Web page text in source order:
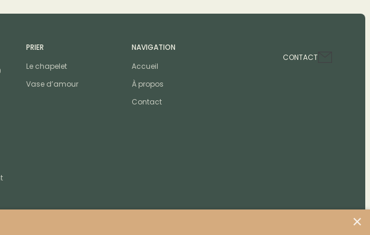
PRIER
Le chapelet
Vase d’amour
NAVIGATION
Accueil
À propos
Contact
CONTACT
×